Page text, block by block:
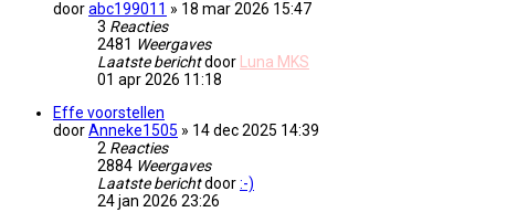
doorabc199011 » 18 mar 2026 15:47
3 Reacties
2481 Weergaves
Laatste berichtdoor
Luna MKS
01 apr 2026 11:18
Effe voorstellen
doorAnneke1505 » 14 dec 2025 14:39
2 Reacties
2884 Weergaves
Laatste berichtdoor:-)
24 jan 2026 23:26